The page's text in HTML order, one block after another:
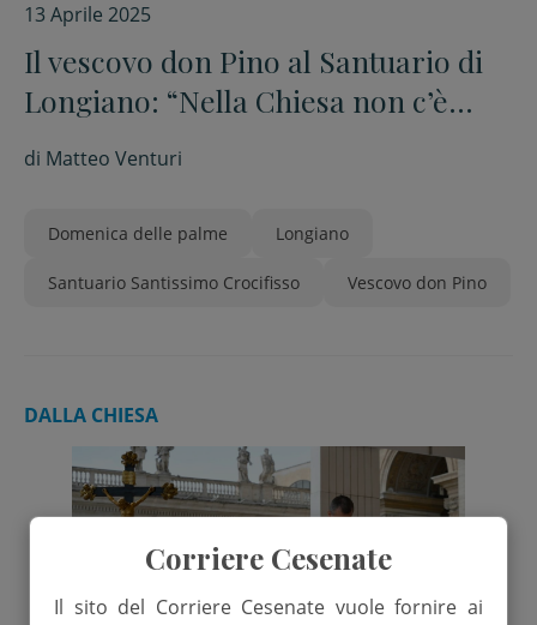
13 Aprile 2025
Il vescovo don Pino al Santuario di
Longiano: “Nella Chiesa non c’è
posto per chi si sente a posto”
di Matteo Venturi
Domenica delle palme Longiano
Santuario Santissimo Crocifisso Vescovo don Pino
DALLA CHIESA
Corriere Cesenate
Il sito del Corriere Cesenate vuole fornire ai